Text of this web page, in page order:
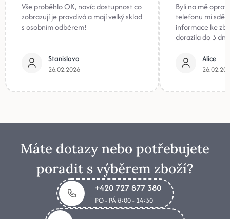
Vše proběhlo OK, navíc dostupnost co
zobrazují je pravdivá a mají velký sklad
s osobním odběrem!
Stanislava
26.02.2026
Byli na mě
telefonu mi
informace ke
dorazila do 3
Alice
Máte dotazy nebo potřebujete
poradit s výběrem zboží?
+420 727 877 380
PO - PÁ 8:00 - 14:30